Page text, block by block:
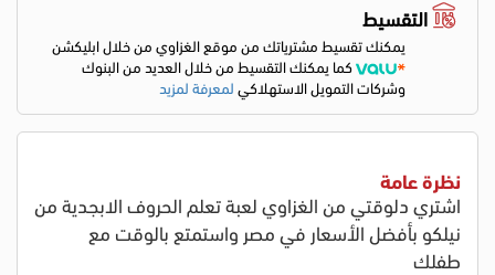
التقسيط
يمكنك تقسيط مشترياتك من موقع الغزاوي من خلال ابليكشن
كما يمكنك التقسيط من خلال العديد من البنوك
وشركات التمويل الاستهلاكيلمعرفة لمزيد
نظرة عامة
اشتري دلوقتي من الغزاوي لعبة تعلم الحروف الابجدية من
نيلكو بأفضل الأسعار في مصر واستمتع بالوقت مع
طفلك